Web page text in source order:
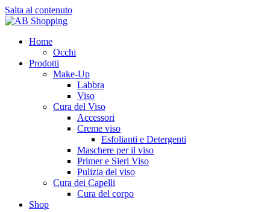
Salta al contenuto
Home
Occhi
Prodotti
Make-Up
Labbra
Viso
Cura del Viso
Accessori
Creme viso
Esfolianti e Detergenti
Maschere per il viso
Primer e Sieri Viso
Pulizia del viso
Cura dei Capelli
Cura del corpo
Shop